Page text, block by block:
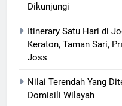
Dikunjungi
Itinerary Satu Hari di
Keraton, Taman Sari,
Joss
Nilai Terendah Yang
Domisili Wilayah